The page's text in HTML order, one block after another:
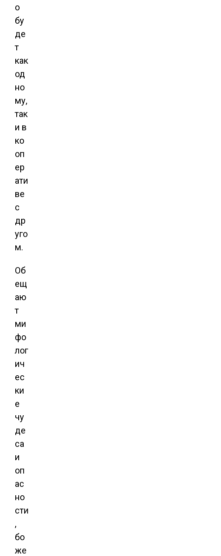
о
бу
де
т
как
од
но
му,
так
и в
ко
оп
ер
ати
ве
с
др
уго
м.
Об
ещ
аю
т
ми
фо
лог
ич
ес
ки
е
чу
де
са
и
оп
ас
но
сти
,
бо
же